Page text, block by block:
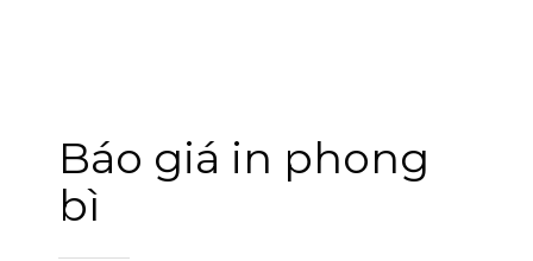
Báo giá in phong
bì